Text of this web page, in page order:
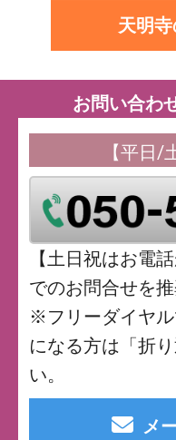
天明
お問い合わ
【平日/
【土日祝はお電
でのお問合せを推
※フリーダイヤ
になる方は「折
い。
メ